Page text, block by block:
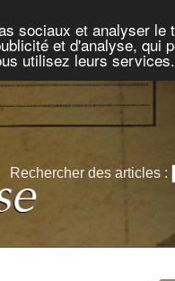
sociaux et analyser le
et d'analyse, qui
utilisez leurs services.
Rechercher des articles :